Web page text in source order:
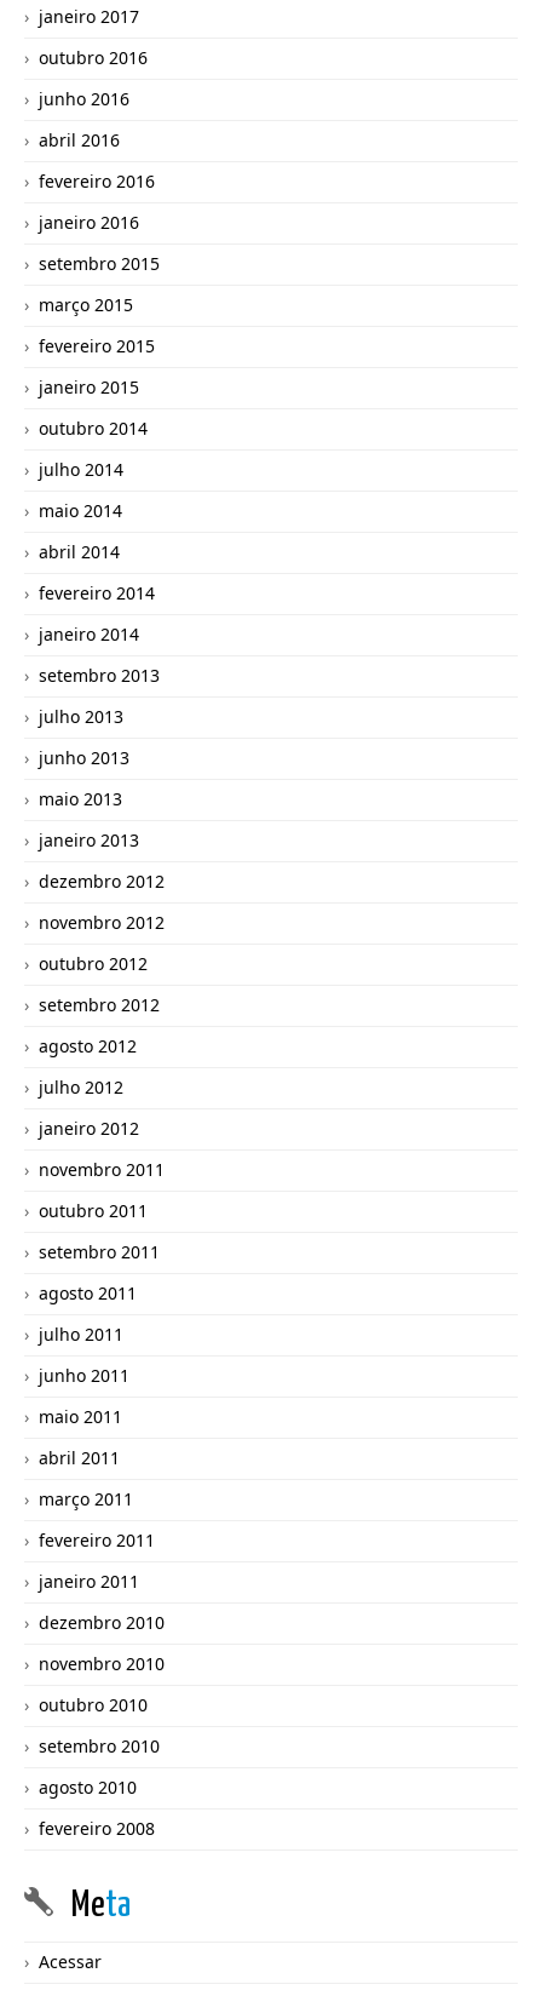
janeiro 2017
outubro 2016
junho 2016
abril 2016
fevereiro 2016
janeiro 2016
setembro 2015
março 2015
fevereiro 2015
janeiro 2015
outubro 2014
julho 2014
maio 2014
abril 2014
fevereiro 2014
janeiro 2014
setembro 2013
julho 2013
junho 2013
maio 2013
janeiro 2013
dezembro 2012
novembro 2012
outubro 2012
setembro 2012
agosto 2012
julho 2012
janeiro 2012
novembro 2011
outubro 2011
setembro 2011
agosto 2011
julho 2011
junho 2011
maio 2011
abril 2011
março 2011
fevereiro 2011
janeiro 2011
dezembro 2010
novembro 2010
outubro 2010
setembro 2010
agosto 2010
fevereiro 2008
Meta
Acessar